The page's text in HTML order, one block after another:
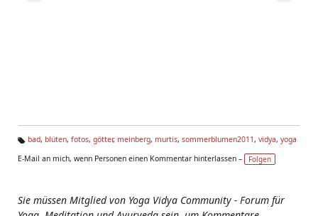
g
bad, blüten, fotos, götter, meinberg, murtis, sommerblumen2011 , vidya, yoga
E-Mail an mich, wenn Personen einen Kommentar hinterlassen –
Folgen
Sie müssen Mitglied von Yoga Vidya Community - Forum für